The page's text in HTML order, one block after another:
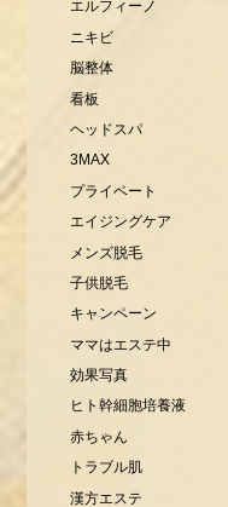
エルフィーノ
ニキビ
脳整体
看板
ヘッドスパ
3MAX
プライベート
エイジングケア
メンズ脱毛
子供脱毛
キャンペーン
ママはエステ中
効果写真
ヒト幹細胞培養液
赤ちゃん
トラブル肌
漢方エステ